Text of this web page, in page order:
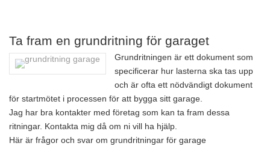
Ta fram en grundritning för garaget
Grundritningen är ett dokument som
specificerar hur lasterna ska tas upp
och är ofta ett nödvändigt dokument
för startmötet i processen för att bygga sitt garage.
Jag har bra kontakter med företag som kan ta fram dessa
ritningar. Kontakta mig då om ni vill ha hjälp.
Här är frågor och svar om grundritningar för garage